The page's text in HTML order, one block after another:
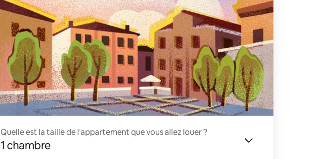
Quelle est la taille de l'appartement que vous allez louer ?
1 chambre